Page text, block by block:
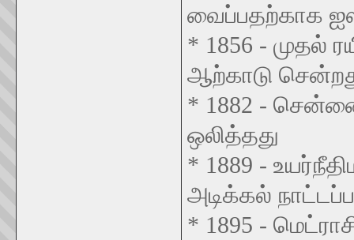
வைப்பதற்காக
* 1856 - முதல்
ஆற்காடு
* 1882 -
ஒலித்தது
* 1889 -
அடிக்கல்
* 1895 -